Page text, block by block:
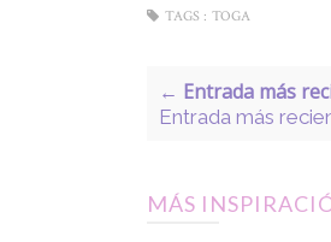
TAGS : TOGA
← Entrada más
Entrada más
MÁS